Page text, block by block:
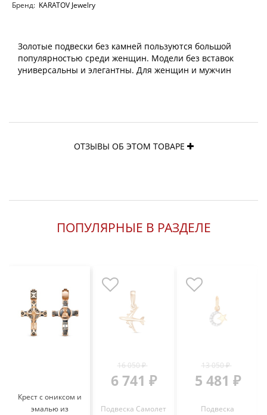
Бренд: KARATOV Jewelry
Золотые подвески без камней пользуются большой
популярностью среди женщин. Модели без вставок
универсальны и элегантны. Для женщин и мужчин
ОТЗЫВЫ ОБ ЭТОМ ТОВАРЕ
ПОПУЛЯРНЫЕ В РАЗДЕЛЕ
Крест с ониксом и
эмалью из
16 050 ₽
6 741 ₽
Подвеска Самолет
13 050 ₽
5 481 ₽
Подвеска